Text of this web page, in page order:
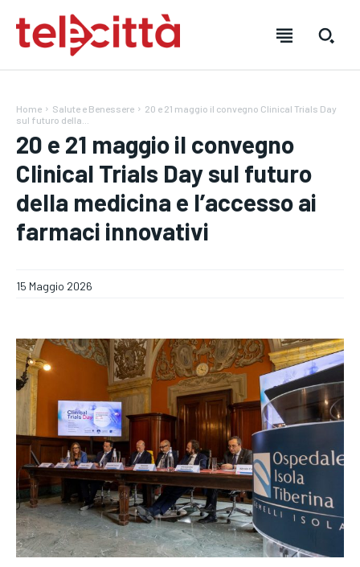
DIRETTA TELECITTÀ
DIRETTE RADIO
NOTIZIE
CRONACA
VENETO
POLITICA
ECONOMIA
DIRETTA TELECITTÀ
DIRETTE RADIO
NOTIZIE
CRONACA
VENETO
POLITICA
ECONOMIA
DIRETTA TELECITTÀ
DIRETTE RADIO
NOTIZIE
CRONACA
VENETO
POLITICA
ECONOMIA
Home Salute e Benessere
20 e 21 maggio il convegno Clinical Trials Day
sul futuro della...
20 e 21 maggio il convegno
Clinical Trials Day sul futuro
della medicina e l’accesso ai
farmaci innovativi
15 Maggio 2026